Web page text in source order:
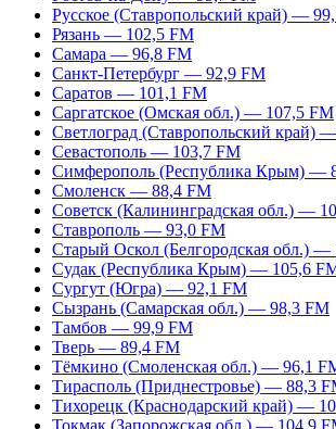
Русское (Ставропольский край) —
Рязань — 102,5 FM
Самара — 96,8 FM
Санкт-Петербург — 92,9 FM
Саратов — 101,1 FM
Саргатское (Омская обл.) — 107,5 FM
Светлоград (Ставропольский край)
Севастополь — 103,7 FM
Симферополь (Республика Крым) —
Смоленск — 88,4 FM
Советск (Калининградская обл.) —
Ставрополь — 93,0 FM
Старый Оскол (Белгородская обл.) —
Судак (Республика Крым) — 105,6
Сургут (Югра) — 92,1 FM
Сызрань (Самарская обл.) — 98,3 FM
Тамбов — 99,9 FM
Тверь — 89,4 FM
Тёмкино (Смоленская обл.) — 96,1
Тирасполь (Приднестровье) — 88,3
Тихорецк (Краснодарский край) —
Токмак (Запорожская обл.) — 104,9